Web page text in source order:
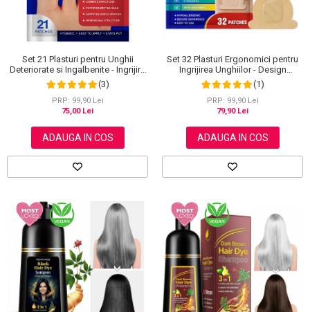
Set 21 Plasturi pentru Unghii
Deteriorate si Ingalbenite - Ingrijire
Nocturna si Protectie
(3)
PRP: 99,90 Lei
75,00 Lei
ADAUGA IN COS
Set 32 Plasturi Ergonomici pentru
Ingrijirea Unghiilor - Design
Adaptabil si Protectie Intensa
Nocturna
(1)
PRP: 99,90 Lei
79,90 Lei
ADAUGA IN COS